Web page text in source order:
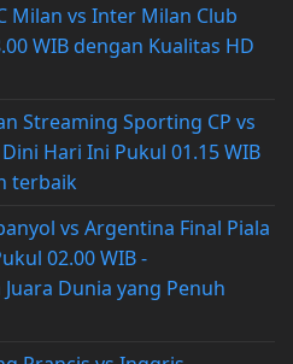
Milan vs Inter Milan Club
WIB dengan Kualitas HD
Streaming Sporting CP vs
Hari Ini Pukul 01.15 WIB
terbaik
vs Argentina Final Piala
02.00 WIB -
Dunia yang Penuh